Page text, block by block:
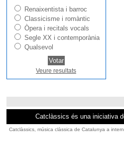
Renaixentista i barroc
Classicisme i romàntic
Òpera i recitals vocals
Segle XX i contemporània
Qualsevol
Veure resultats
Catclàssics és una iniciativa
Catclàssics, música clàssica de Catalunya a